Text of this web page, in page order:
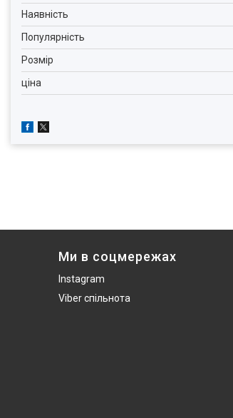
Наявність
Популярність
Розмір
ціна
Ми в соцмережах
Instagram
Viber спільнота